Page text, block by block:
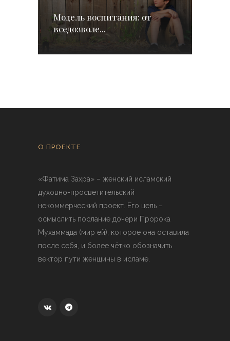
Модель воспитания: от
вседозволе...
О ПРОЕКТЕ
«Фатима Захра» – женский исламский
духовно-просветительский
некоммерческий проект. Его цель –
осмыслить послание дочери Пророка
Мухаммада (мир ей), которое она оставила
после себя, и более чётко обозначить
вектор пути женщины в исламе.